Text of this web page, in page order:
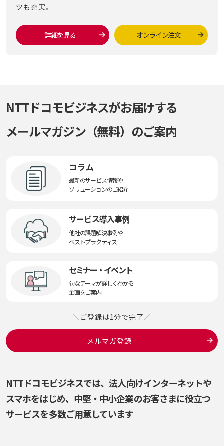
ツも充実。
詳細を見る オンライン注文
NTTドコモビジネスがお届けする
メールマガジン（無料）のご案内
コラム
最新のサービス情報や
ソリューションのご紹介
サービス導入事例
他社の課題解決事例や
ベストプラクティス
セミナー・イベント
旬なテーマが詳しくわかる
企画をご案内
＼ご登録は1分で完了／
メルマガ登録
NTTドコモビジネスでは、法人向けインターネットや
スマホをはじめ、 中堅・中小企業のお客さまに役立つ
サービスを多数ご用意しています